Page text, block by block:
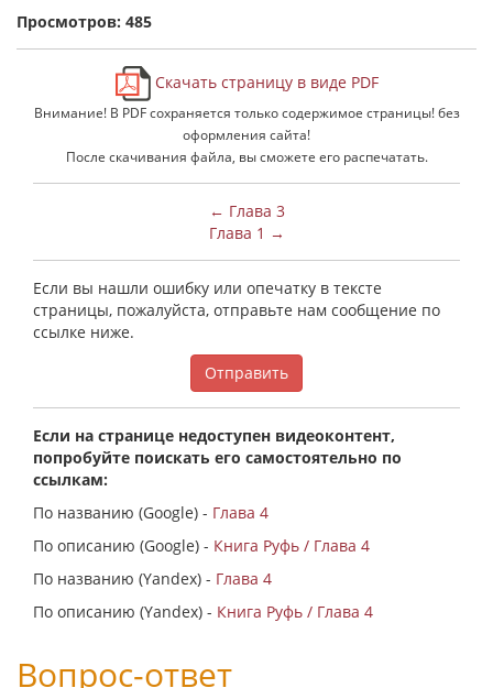
Просмотров: 485
Скачать страницу в виде PDF
Внимание! В PDF сохраняется только содержимое страницы! без
оформления сайта!
После скачивания файла, вы сможете его распечатать.
← Глава 3
Глава 1 →
Если вы нашли ошибку или опечатку в тексте
страницы, пожалуйста, отправьте нам сообщение по
ссылке ниже.
Отправить
Если на странице недоступен видеоконтент,
попробуйте поискать его самостоятельно по
ссылкам:
По названию (Google) - Глава 4
По описанию (Google) - Книга Руфь / Глава 4
По названию (Yandex) - Глава 4
По описанию (Yandex) - Книга Руфь / Глава 4
Вопрос-ответ